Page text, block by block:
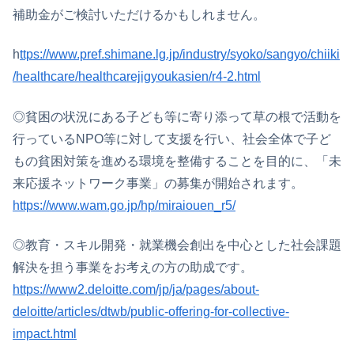
補助金がご検討いただけるかもしれません。
https://www.pref.shimane.lg.jp/industry/syoko/sangyo/chiiki
/healthcare/healthcarejigyoukasien/r4-2.html
◎貧困の状況にある子ども等に寄り添って草の根で活動を
行っているNPO等に対して支援を行い、社会全体で子ど
もの貧困対策を進める環境を整備することを目的に、「未
来応援ネットワーク事業」の募集が開始されます。
https://www.wam.go.jp/hp/miraiouen_r5/
◎教育・スキル開発・就業機会創出を中心とした社会課題
解決を担う事業をお考えの方の助成です。
https://www2.deloitte.com/jp/ja/pages/about-
deloitte/articles/dtwb/public-offering-for-collective-
impact.html